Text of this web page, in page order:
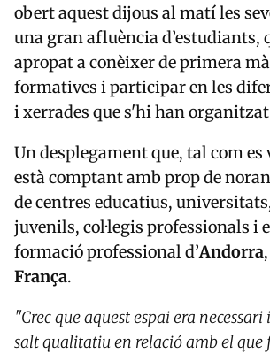
obert aquest dijous al matí les
una gran afluència d’estudiants,
apropat a conèixer de primera
formatives i participar en les
i xerrades que s'hi han
Un desplegament que, tal com es
està comptant amb prop de
de centres educatius,
juvenils, col·legis professionals i
formació professional d’Andorra,
França.
"Crec que aquest espai era
salt qualitatiu en relació amb el que